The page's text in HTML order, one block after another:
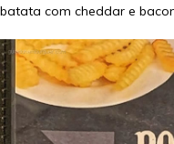
batata com cheddar e